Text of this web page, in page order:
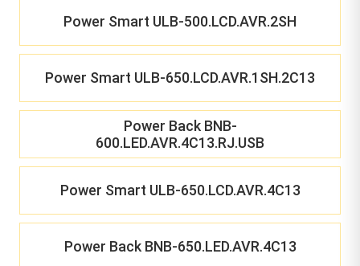
Power Smart ULB-500.LCD.AVR.2SH
Power Smart ULB-650.LCD.AVR.1SH.2C13
Power Back BNB-
600.LED.AVR.4C13.RJ.USB
Power Smart ULB-650.LCD.AVR.4C13
Power Back BNB-650.LED.AVR.4C13